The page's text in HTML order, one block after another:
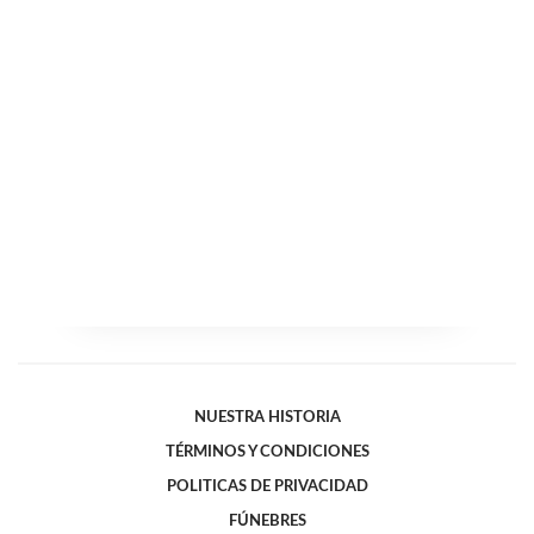
NUESTRA HISTORIA
TÉRMINOS Y CONDICIONES
POLITICAS DE PRIVACIDAD
FÚNEBRES